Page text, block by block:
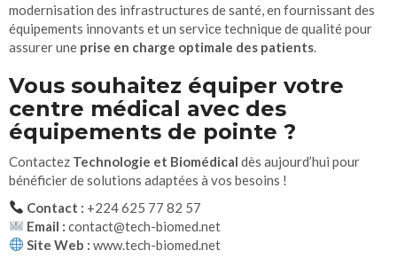
modernisation des infrastructures de santé, en fournissant des
équipements innovants et un service technique de qualité pour
assurer une prise en charge optimale des patients.
Vous souhaitez équiper votre
centre médical avec des
équipements de pointe ?
Contactez Technologie et Biomédical dès aujourd’hui pour
bénéficier de solutions adaptées à vos besoins !
Contact : +224 625 77 82 57
Email : contact@tech-biomed.net
Site Web : www.tech-biomed.net